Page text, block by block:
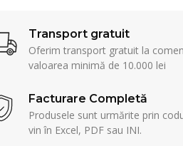
Transport gratuit
Oferim transport gratuit la
valoarea minimă de 10.000 lei
Facturare Completă
Produsele sunt urmărite prin
vin în Excel, PDF sau INI.